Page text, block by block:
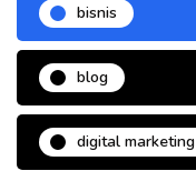
bisnis
blog
digital marketing